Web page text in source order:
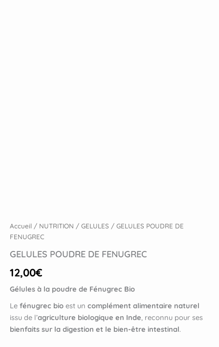
Accueil / NUTRITION / GELULES / GELULES POUDRE DE
FENUGREC
GELULES POUDRE DE FENUGREC
12,00€
Gélules à la poudre de Fénugrec Bio
Le fénugrec bio est un complément alimentaire naturel
issu de l’agriculture biologique en Inde, reconnu pour ses
bienfaits sur la digestion et le bien-être intestinal.